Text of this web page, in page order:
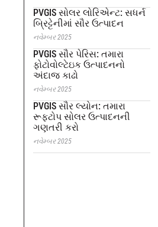
PVGIS સોલર લોરિએન્ટ: સધર્ન
બ્રિટ્ટેનીમાં સૌર ઉત્પાદન
નવેમ્બર 2025
PVGIS સૌર પેરિસ: તમારા
ફોટોવોલ્ટેઇક ઉત્પાદનનો
અંદાજ કાઢો
નવેમ્બર 2025
PVGIS સૌર લ્યોન: તમારા
રૂફટોપ સોલર ઉત્પાદનની
ગણતરી કરો
નવેમ્બર 2025